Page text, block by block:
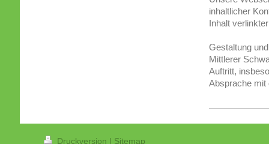
inhaltlicher
Inhalt
Gestaltung
Mittlerer
Auftritt,
Absprache mit
Druckversion | Sitemap